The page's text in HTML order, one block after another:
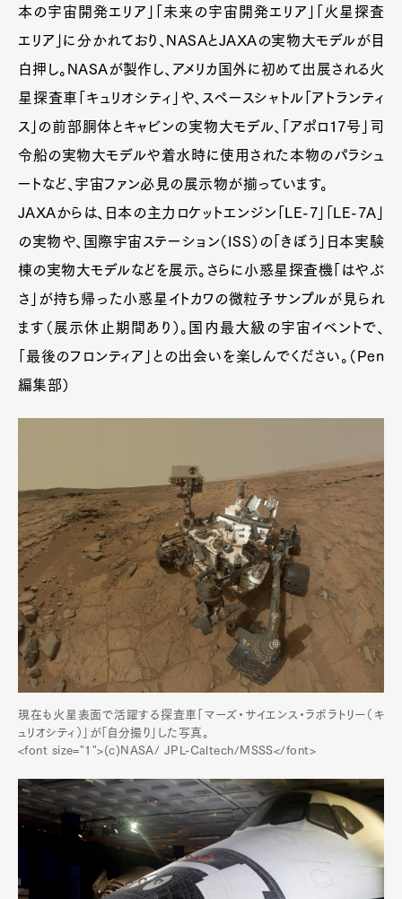
本の宇宙開発エリア」「未来の宇宙開発エリア」「火星探査
エリア」に分かれており、NASAとJAXAの実物大モデルが目
白押し。NASAが製作し、アメリカ国外に初めて出展される火
星探査車「キュリオシティ」や、スペースシャトル「アトランティ
ス」の前部胴体とキャビンの実物大モデル、「アポロ17号」司
令船の実物大モデルや着水時に使用された本物のパラシュ
ートなど、宇宙ファン必見の展示物が揃っています。
JAXAからは、日本の主力ロケットエンジン「LE-7」「LE-7A」
の実物や、国際宇宙ステーション（ISS）の「きぼう」日本実験
棟の実物大モデルなどを展示。さらに小惑星探査機「はやぶ
さ」が持ち帰った小惑星イトカワの微粒子サンプルが見られ
ます（展示休止期間あり）。国内最大級の宇宙イベントで、
「最後のフロンティア」との出会いを楽しんでください。（Pen
編集部）
現在も火星表面で活躍する探査車「マーズ・サイエンス・ラボラトリー（キ
ュリオシティ）」が「自分撮り」した写真。
<font size="1">(c)NASA/ JPL-Caltech/MSSS</font>